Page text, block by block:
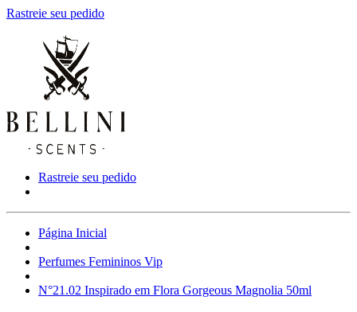
Rastreie seu pedido
Rastreie seu pedido
Página Inicial
Perfumes Femininos Vip
N°21.02 Inspirado em Flora Gorgeous Magnolia 50ml